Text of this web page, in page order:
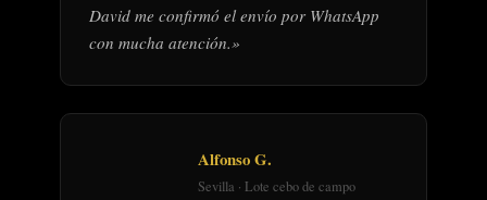
David me confirmó el envío por WhatsApp
con mucha atención.»
Alfonso G.
Sevilla · Lote cebo de campo